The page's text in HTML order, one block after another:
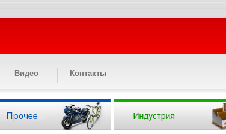
Видео Контакты